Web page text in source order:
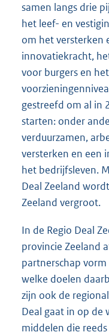
samen langs drie
het leef- en
om het versterken
innovatiekracht,
voor burgers en
gestreefd om al in
starten: onder
verduurzamen,
versterken en een
het bedrijfsleven.
Deal Zeeland
Zeeland vergroot.
In de Regio Deal
provincie Zeeland
partnerschap
welke doelen
zijn ook de
Deal gaat in op de
middelen die